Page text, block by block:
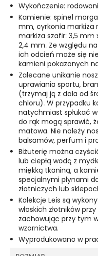
Wykończenie:
Kamienie: spinel
mm, cyrkonia markiza
markiza szafir: 3,5 mm
2,4 mm. Ze względu
ich odcień może się
kamieni pokazanych
Zalecane unikanie
uprawiania sportu,
(trzymaj ją z dala od
chloru). W przypadku
natychmiast spłukać
do rąk mogą sprawić,
matowa. Nie należy
balsamów, perfum i
Biżuterię można
lub ciepłą wodą z
miękką tkaniną, a
specjalnymi płynami
złotniczych lub
Kolekcje Leis są
włoskich złotników
zachowując przy tym
wzornictwa.
Wyprodukowano w